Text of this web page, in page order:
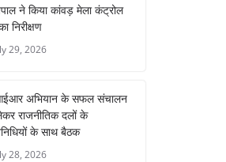
ने किया कांवड़ मेला कंट्रोल
निरीक्षण
29, 2026
अभियान के सफल संचालन
राजनीतिक दलों के
के साथ बैठक
28, 2026